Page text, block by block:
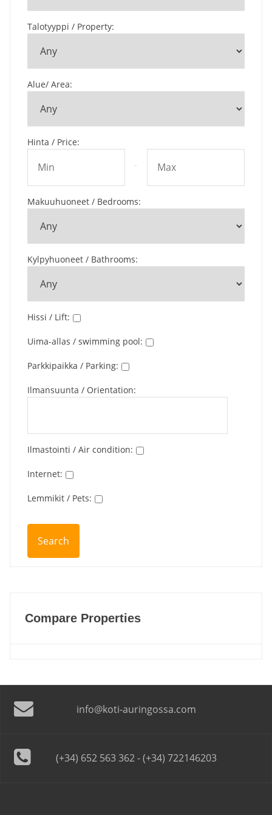
Talotyyppi / Property:
Alue/ Area:
Hinta / Price:
-
Makuuhuoneet / Bedrooms:
Kylpyhuoneet / Bathrooms:
Hissi / Lift:
Uima-allas / swimming pool:
Parkkipaikka / Parking:
Ilmansuunta / Orientation:
Ilmastointi / Air condition:
Internet:
Lemmikit / Pets:
Compare Properties
info@koti-auringossa.com
(+34) 652 563 362 - (+34) 722146203